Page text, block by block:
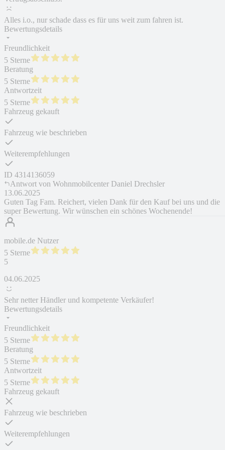
Alles i.o., nur schade dass es für uns weit zum fahren ist.
Bewertungsdetails
Freundlichkeit
5 Sterne
Beratung
5 Sterne
Antwortzeit
5 Sterne
Fahrzeug gekauft
Fahrzeug wie beschrieben
Weiterempfehlungen
ID 4314136059
Antwort von Wohnmobilcenter Daniel Drechsler
13.06.2025
Guten Tag Fam. Reichert, vielen Dank für den Kauf bei uns und die
super Bewertung. Wir wünschen ein schönes Wochenende!
mobile.de Nutzer
5 Sterne
5
04.06.2025
Sehr netter Händler und kompetente Verkäufer!
Bewertungsdetails
Freundlichkeit
5 Sterne
Beratung
5 Sterne
Antwortzeit
5 Sterne
Fahrzeug gekauft
Fahrzeug wie beschrieben
Weiterempfehlungen